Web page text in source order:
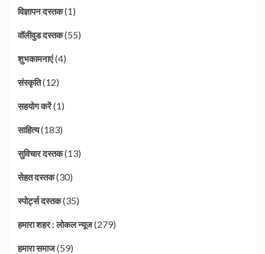
विज्ञापन दस्तक(1)
वॉलीवुड दस्तक(55)
शुभकामनाएं(4)
संस्कृति(12)
सहयोग करें(1)
साहित्य(183)
सुविचार दस्तक(13)
सेहत दस्तक(30)
स्पोर्ट्स दस्तक(35)
हमारा शहर : लोकल न्यूज(279)
हमारा समाज(59)